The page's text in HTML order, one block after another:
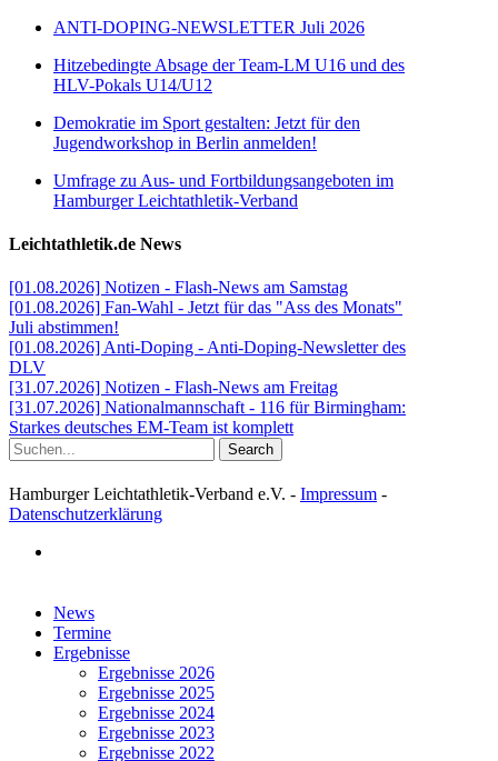
ANTI-DOPING-NEWSLETTER Juli 2026
Hitzebedingte Absage der Team-LM U16 und des
HLV-Pokals U14/U12
Demokratie im Sport gestalten: Jetzt für den
Jugendworkshop in Berlin anmelden!
Umfrage zu Aus- und Fortbildungsangeboten im
Hamburger Leichtathletik-Verband
Leichtathletik.de News
[01.08.2026] Notizen - Flash-News am Samstag
[01.08.2026] Fan-Wahl - Jetzt für das "Ass des Monats"
Juli abstimmen!
[01.08.2026] Anti-Doping - Anti-Doping-Newsletter des
DLV
[31.07.2026] Notizen - Flash-News am Freitag
[31.07.2026] Nationalmannschaft - 116 für Birmingham:
Starkes deutsches EM-Team ist komplett
Search
Hamburger Leichtathletik-Verband e.V. - Impressum -
Datenschutzerklärung
Close
Menu
News
Termine
Ergebnisse
Ergebnisse 2026
Ergebnisse 2025
Ergebnisse 2024
Ergebnisse 2023
Ergebnisse 2022